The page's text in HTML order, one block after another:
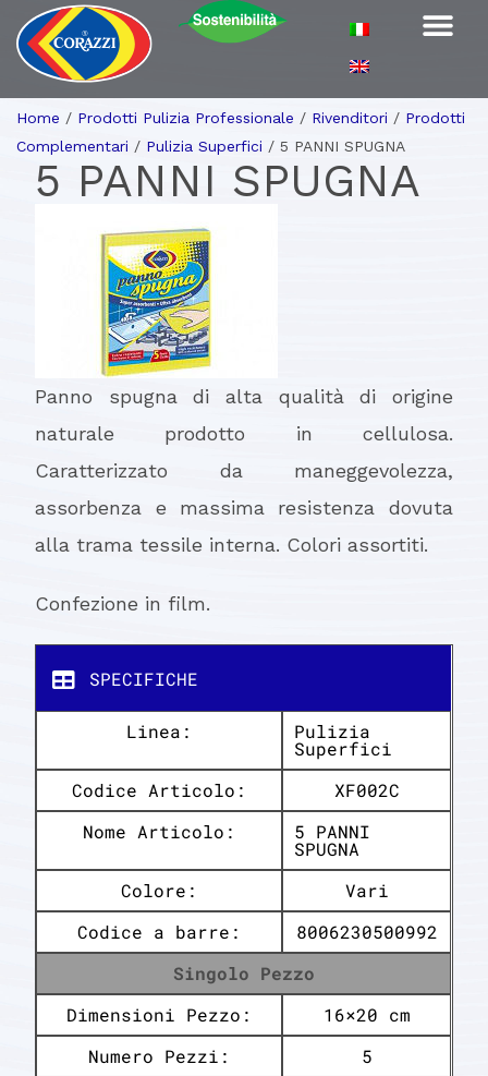
Home / Prodotti Pulizia Professionale / Rivenditori / Prodotti
Complementari / Pulizia Superfici / 5 PANNI SPUGNA
5 PANNI SPUGNA
Panno spugna di alta qualità di origine
naturale prodotto in cellulosa.
Caratterizzato da maneggevolezza,
assorbenza e massima resistenza dovuta
alla trama tessile interna. Colori assortiti.
Confezione in film.
SPECIFICHE
Linea: Pulizia
Superfici
Codice Articolo:
XF002C
Nome Articolo:
5 PANNI
SPUGNA
Colore:
Vari
Codice a barre:
8006230500992
Singolo Pezzo
Dimensioni Pezzo:
16×20 cm
Numero Pezzi:
5